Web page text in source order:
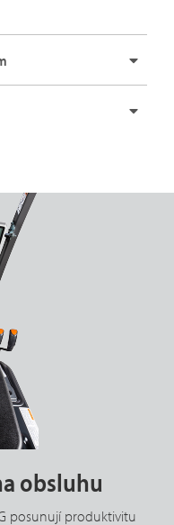
obsluhu
posunují produktivitu